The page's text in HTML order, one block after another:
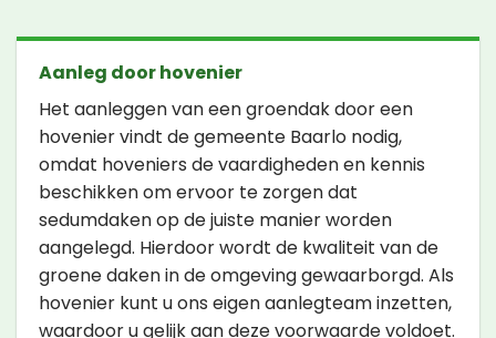
Aanleg door hovenier
Het aanleggen van een groendak door een
hovenier vindt de gemeente Baarlo nodig,
omdat hoveniers de vaardigheden en kennis
beschikken om ervoor te zorgen dat
sedumdaken op de juiste manier worden
aangelegd. Hierdoor wordt de kwaliteit van de
groene daken in de omgeving gewaarborgd. Als
hovenier kunt u ons eigen aanlegteam inzetten,
waardoor u gelijk aan deze voorwaarde voldoet.